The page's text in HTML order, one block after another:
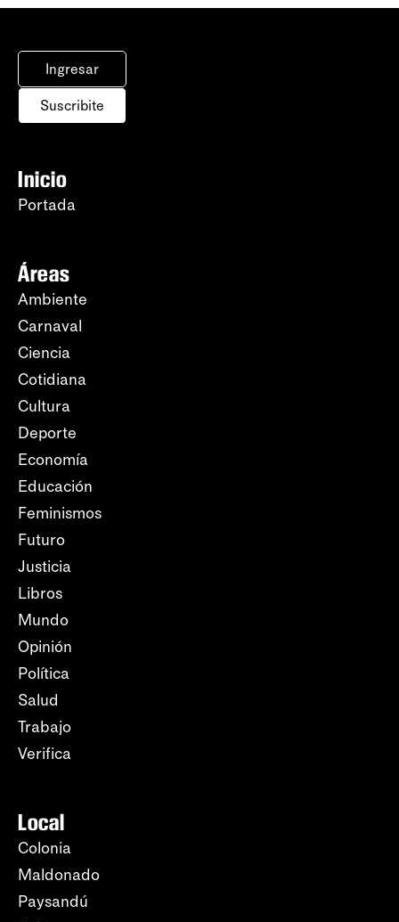
Ingresar
Suscribite
Inicio
Portada
Áreas
Ambiente
Carnaval
Ciencia
Cotidiana
Cultura
Deporte
Economía
Educación
Feminismos
Futuro
Justicia
Libros
Mundo
Opinión
Política
Salud
Trabajo
Verifica
Local
Colonia
Maldonado
Paysandú